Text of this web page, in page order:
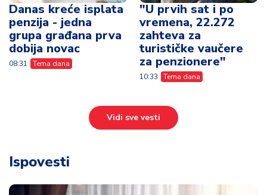
Danas kreće isplata
penzija - jedna
grupa građana prva
dobija novac
08:31 Tema dana
"U prvih sat i po
vremena, 22.272
zahteva za
turističke vaučere
za penzionere"
10:33 Tema dana
Vidi sve vesti
Ispovesti